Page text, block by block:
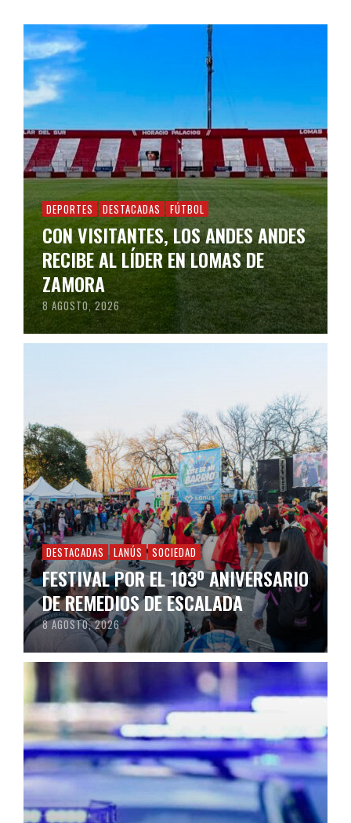
DEPORTES DESTACADAS FÚTBOL
CON VISITANTES, LOS ANDES ANDES
RECIBE AL LÍDER EN LOMAS DE
ZAMORA
8 AGOSTO, 2026
DESTACADAS LANÚS SOCIEDAD
FESTIVAL POR EL 103º ANIVERSARIO
DE REMEDIOS DE ESCALADA
8 AGOSTO, 2026